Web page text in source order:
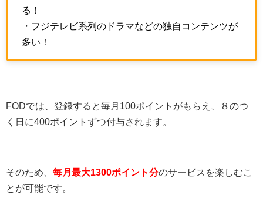
る！
・フジテレビ系列のドラマなどの独自コンテンツが
多い！
FODでは、登録すると毎月100ポイントがもらえ、８のつ
く日に400ポイントずつ付与されます。
そのため、 毎月最大1300ポイント分のサービスを楽しむこ
とが可能です。